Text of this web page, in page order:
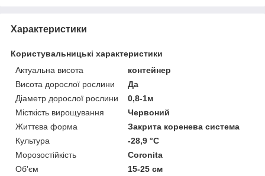
Характеристики
Користувальницькі характеристики
Актуальна висота
контейнер
Висота дорослої рослини
Да
Діаметр дорослої рослини
0,8-1м
Місткість вирощування
Червоний
Життєва форма
Закрита коренева система
Культура
-28,9 °C
Морозостійкість
Coronita
Об'єм
15-25 см